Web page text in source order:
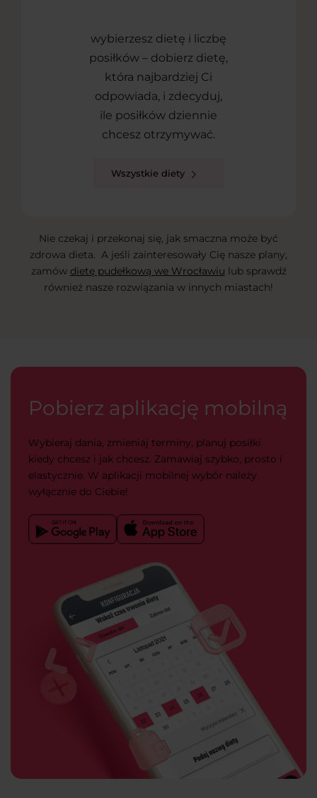
wybierzesz dietę i liczbę
posiłków – dobierz dietę,
która najbardziej Ci
odpowiada, i zdecyduj,
ile posiłków dziennie
chcesz otrzymywać.
Wszystkie diety
Nie czekaj i przekonaj się, jak smaczna może być
zdrowa dieta. A jeśli zainteresowały Cię nasze plany,
zamów dietę pudełkową we Wrocławiu lub sprawdź
również nasze rozwiązania w innych miastach!
Pobierz aplikację mobilną
Wybieraj dania, zmieniaj terminy, planuj posiłki
kiedy chcesz i jak chcesz. Zamawiaj szybko, prosto i
elastycznie. W aplikacji mobilnej wybór należy
wyłącznie do Ciebie!